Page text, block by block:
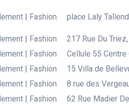
| Fashion place Laly
| Fashion
217 Rue Du
| Fashion
Cellule 55 Centre
| Fashion
15 Villa de
| Fashion
8 rue des
| Fashion
62 Rue Madier